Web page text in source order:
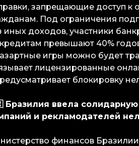
запрещающие доступ
Под ограничения
иных доходов, участники
превышают 40%
игры можно будет
лицензированные
блокировку
Бразилия ввела
и рекламодателей
финансов